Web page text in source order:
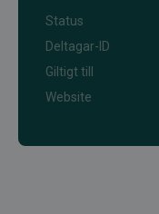
Status
Deltagar-ID
Giltigt till
Website